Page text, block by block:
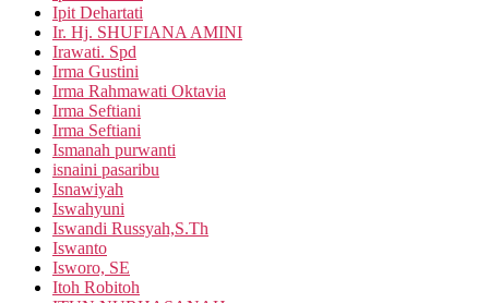
Ipit Dehartati
Ir. Hj. SHUFIANA AMINI
Irawati. Spd
Irma Gustini
Irma Rahmawati Oktavia
Irma Seftiani
Irma Seftiani
Ismanah purwanti
isnaini pasaribu
Isnawiyah
Iswahyuni
Iswandi Russyah,S.Th
Iswanto
Isworo, SE
Itoh Robitoh